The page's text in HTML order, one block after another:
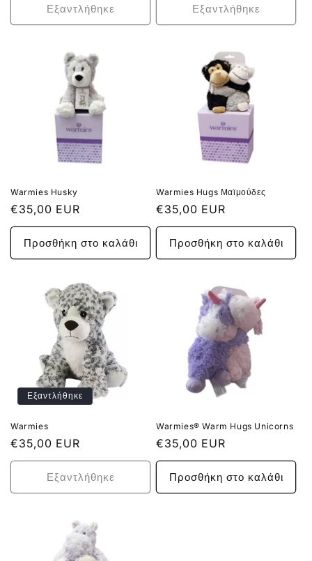
Εξαντλήθηκε Εξαντλήθηκε
Warmies Husky
Κανονική
τιμή
€35,00 EUR
Προσθήκη στο καλάθι
Warmies Hugs Μαϊμούδες
Κανονική
τιμή
€35,00 EUR
Προσθήκη στο καλάθι
Εξαντλήθηκε
Warmies
Κανονική
τιμή
€35,00 EUR
Εξαντλήθηκε
Warmies® Warm Hugs Unicorns
Κανονική
τιμή
€35,00 EUR
Προσθήκη στο καλάθι